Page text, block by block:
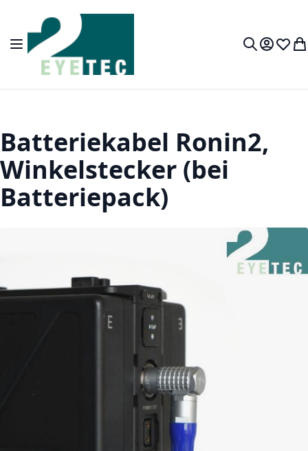
Zum Inhalt springen
Navigation umschalten Mein
Batteriekabel Ronin2,
Winkelstecker (bei
Batteriepack)